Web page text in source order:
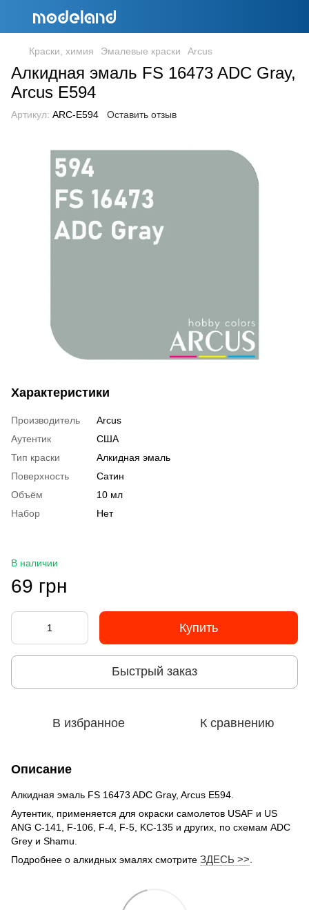
Краски, химия Эмалевые краски Arcus
Алкидная эмаль FS 16473 ADC Gray,
Arcus E594
Артикул: ARC-E594 Оставить отзыв
Характеристики
Производитель
Arcus
Аутентик
США
Тип краски
Алкидная эмаль
Поверхность
Сатин
Объём
10 мл
Набор
Нет
В наличии
69 грн
Купить
Быстрый заказ
В избранное К сравнению
Описание
Алкидная эмаль FS 16473 ADC Gray, Arcus E594.
Аутентик, применяется для окраски самолетов USAF и US
ANG C-141, F-106, F-4, F-5, KC-135 и других, по схемам ADC
Grey и Shamu.
Подробнее о алкидных эмалях смотрите ЗДЕСЬ >>.